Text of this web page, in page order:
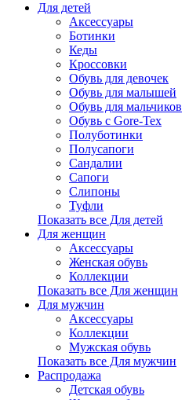
Для детей
Аксессуары
Ботинки
Кеды
Кроссовки
Обувь для девочек
Обувь для малышей
Обувь для мальчиков
Обувь с Gore-Tex
Полуботинки
Полусапоги
Сандалии
Сапоги
Слипоны
Туфли
Показать все Для детей
Для женщин
Аксессуары
Женская обувь
Коллекции
Показать все Для женщин
Для мужчин
Аксессуары
Коллекции
Мужская обувь
Показать все Для мужчин
Распродажа
Детская обувь